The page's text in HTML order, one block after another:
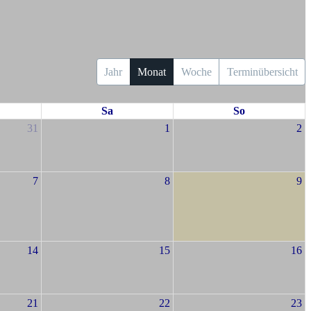
Jahr Monat Woche Terminübersicht
Sa
So
31
1 2
7 8 9
14 15 16
21 22 23